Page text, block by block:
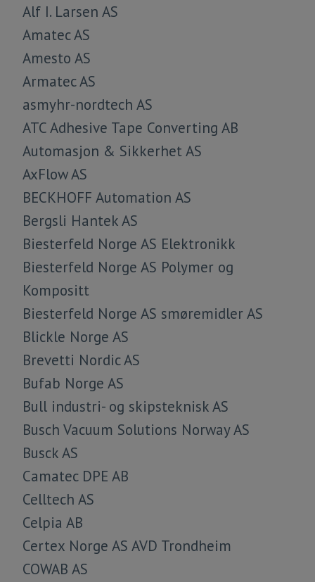
Alf I. Larsen AS
Amatec AS
Amesto AS
Armatec AS
asmyhr-nordtech AS
ATC Adhesive Tape Converting AB
Automasjon & Sikkerhet AS
AxFlow AS
BECKHOFF Automation AS
Bergsli Hantek AS
Biesterfeld Norge AS Elektronikk
Biesterfeld Norge AS Polymer og
Kompositt
Biesterfeld Norge AS smøremidler AS
Blickle Norge AS
Brevetti Nordic AS
Bufab Norge AS
Bull industri- og skipsteknisk AS
Busch Vacuum Solutions Norway AS
Busck AS
Camatec DPE AB
Celltech AS
Celpia AB
Certex Norge AS AVD Trondheim
COWAB AS